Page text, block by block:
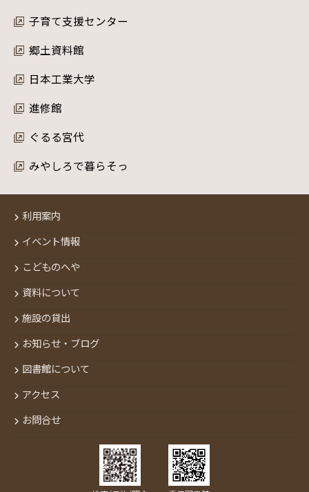
子育て支援センター
郷土資料館
日本工業大学
進修館
ぐるる宮代
みやしろで暮らそっ
利用案内
イベント情報
こどものへや
資料について
施設の貸出
お知らせ・ブログ
図書館について
アクセス
お問合せ